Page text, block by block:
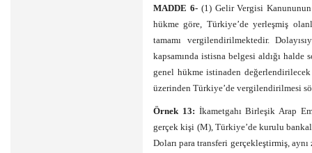
MADDE 6- (1) Gelir Vergisi
hükme göre, Türkiye’de yerleşmiş
tamamı vergilendirilmektedir.
kapsamında istisna belgesi aldığı
genel hükme istinaden
üzerinden Türkiye’de vergilendirilmesi
Örnek 13: İkametgahı Birleşik Arap
gerçek kişi (M), Türkiye’de kurulu
Doları para transferi gerçekleştirmiş,